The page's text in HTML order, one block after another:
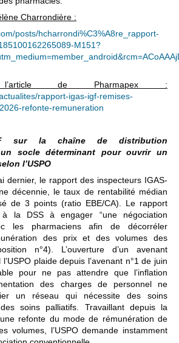
Charrondière :
posts/hcharrondi%C3%A8re_rapport-
M151?
de Pharmapex :
rapport-igas-igf-remises-
refonte-remuneration
sur la chaîne de distribution
socle déterminant pour ouvrir un
l’USPO
dernier, le rapport des inspecteurs IGAS-
décennie, le taux de rentabilité médian
de 3 points (ratio EBE/CA). Le rapport
la DSS à engager “une négociation
les pharmaciens afin de décorréler
des prix et des volumes des
n°4). L’ouverture d’un avenant
plaide depuis l’avenant n°1 de juin
pour ne pas attendre que l’inflation
des charges de personnel ne
un réseau qui nécessite des soins
soins palliatifs. Travaillant depuis la
refonte du mode de rémunération de
volumes, l’USPO demande instamment